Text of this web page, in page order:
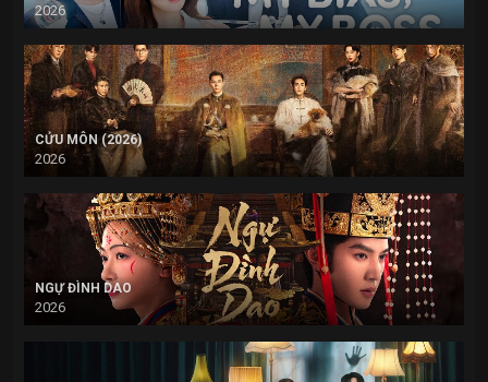
2026
CỬU MÔN (2026)
2026
NGỰ ĐÌNH DAO
2026